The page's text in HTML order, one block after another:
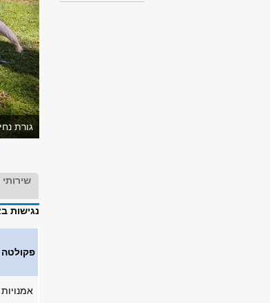
גורת
נגישות
פקולטה
אמנויות